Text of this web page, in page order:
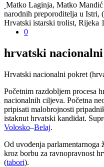
Matko Laginja, Matko
narodnih preporoditelja u Istri,
Hrvatski istarski trolist, Rijeka
0
hrvatski
Hrvatski nacionalni pokret
Početnim razdobljem procesa
nacionalnih ciljeva. Početna
pripisati malobrojnosti
istaknut hrvatski kandidat.
Volosko–Belaj.
Od uvođenja parlamentarnoga
kroz borbu za ravnopravnost
(tabori).